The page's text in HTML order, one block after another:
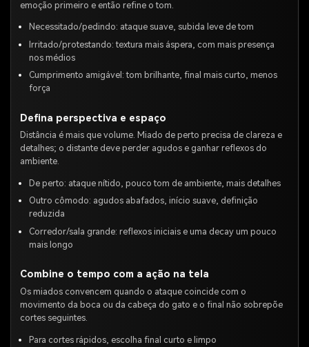
emoção primeiro e então refine o tom.
Necessitado/pedindo: ataque suave, subida leve de tom
Irritado/protestando: textura mais áspera, com mais presença
nos médios
Cumprimento amigável: tom brilhante, final mais curto, menos
força
Defina perspectiva e espaço
Distância é mais que volume. Miado de perto precisa de clareza e
detalhes; o distante deve perder agudos e ganhar reflexos do
ambiente.
De perto: ataque nítido, pouco tom de ambiente, mais detalhes
Outro cômodo: agudos abafados, início suave, definição
reduzida
Corredor/sala grande: reflexos iniciais e uma decay um pouco
mais longo
Combine o tempo com a ação na tela
Os miados convencem quando o ataque coincide com o
movimento da boca ou da cabeça do gato e o final não sobrepõe
cortes seguintes.
Para cortes rápidos, escolha final curto e limpo